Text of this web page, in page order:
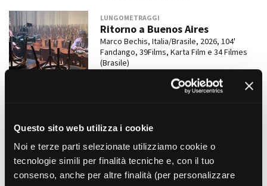
Questo sito web utilizza i cookie
Noi e terze parti selezionate utilizziamo cookie o
tecnologie simili per finalità tecniche e, con il tuo
consenso, anche per altre finalità (per personalizzare
LUNGOMETRAGGI
Ritorno a Buenos Aires
Marco Bechis, Italia/Brasile, 2026, 104'
Fandango, 39Films, Karta Film e 34 Filmes
(Brasile)
Kitchenfilm con
LUNGOMETRAGGI
Di niente e di nessuno